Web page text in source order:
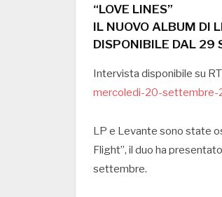
“LOVE LINES”
IL NUOVO ALBUM DI
DISPONIBILE DAL 29
Intervista disponibile su
mercoledi-20-settembre-
LP e Levante sono state
Flight”, il duo ha
settembre.